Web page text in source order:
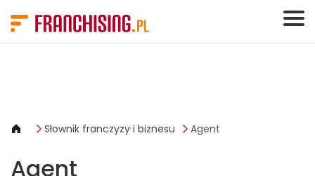
Słownik franczyzy i biznesu Agent
Agent